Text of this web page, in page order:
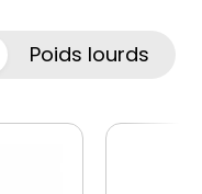
Poids lourds